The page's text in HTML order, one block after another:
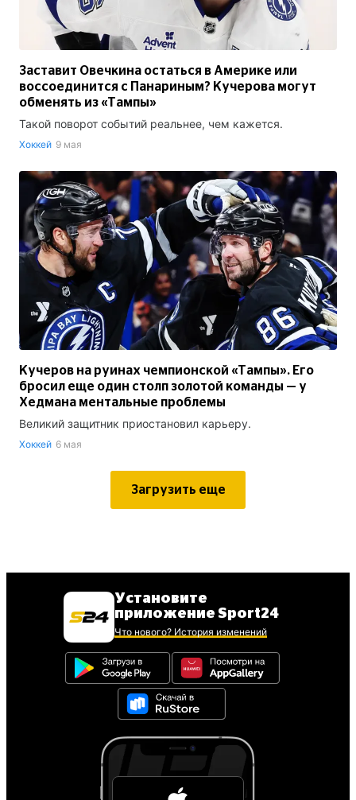
Заставит Овечкина остаться в Америке или
воссоединится с Панариным? Кучерова могут
обменять из «Тампы»
Такой поворот событий реальнее, чем кажется.
Хоккей 9 мая
Кучеров на руинах чемпионской «Тампы». Его
бросил еще один столп золотой команды — у
Хедмана ментальные проблемы
Великий защитник приостановил карьеру.
Хоккей 6 мая
Загрузить еще
Установите
приложение Sport24
Что нового? История изменений